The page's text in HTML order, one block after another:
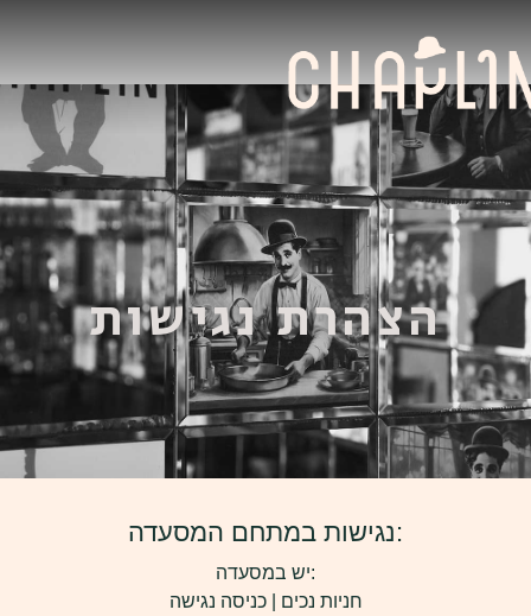
הצהרת נגישות
נגישות במתחם המסעדה:
יש במסעדה:
חניות נכים | כניסה נגישה